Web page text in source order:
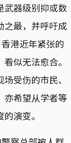
武器级别抑或数
之最，并呼吁成
港近年紧张的
似无法愈合。
受伤的市民、
亦希望从学者等
演变。